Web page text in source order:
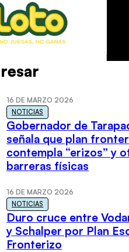
16 DE MARZO 2026
NOTICIAS
Gobernador de
señala que plan
contempla “erizos” y
barreras físicas
16 DE MARZO 2026
NOTICIAS
Duro cruce entre
y Schalper por Plan
Fronterizo